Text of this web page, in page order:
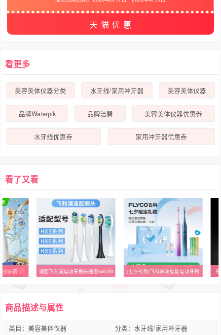
天猫优惠
看更多
美容美体仪器分类 水牙线/家用冲牙器 美容美体仪器
品牌Waterpik 品牌洁碧 美容美体仪器优惠券
水牙线优惠券 家用冲牙器优惠券
看了又看
小火箭 适配飞利浦电动牙刷头通用hx6730 [七夕礼物]飞科声波智能电动牙刷
商品描述与属性
类目：美容美体仪器
分类：水牙线/家用冲牙器